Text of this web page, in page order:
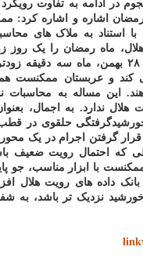
در ادامه به تفاوت
رمضان اشاره و اشاره کرد:
با استناد به ملاک های
ماه رمضان را یک روز
مثال در غروب ۲۸ بهمن، ماه سه
و عربستان ممکنست
این مساله به محاسبات
حلقوی در
قرار گرفتن اجرام در یک
که احتمال رویت ضعیف
با ابزار مناسب، جو
بانک داده های رویت هلال
نزدیک تر باشد، به